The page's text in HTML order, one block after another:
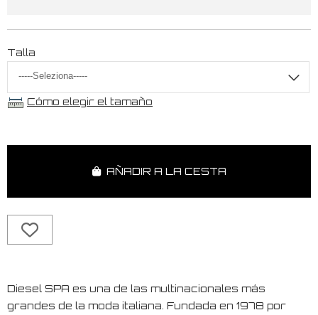
Talla
Cómo elegir el tamaño
AÑADIR A LA CESTA
Diesel SPA es una de las multinacionales más
grandes de la moda italiana. Fundada en 1978 por